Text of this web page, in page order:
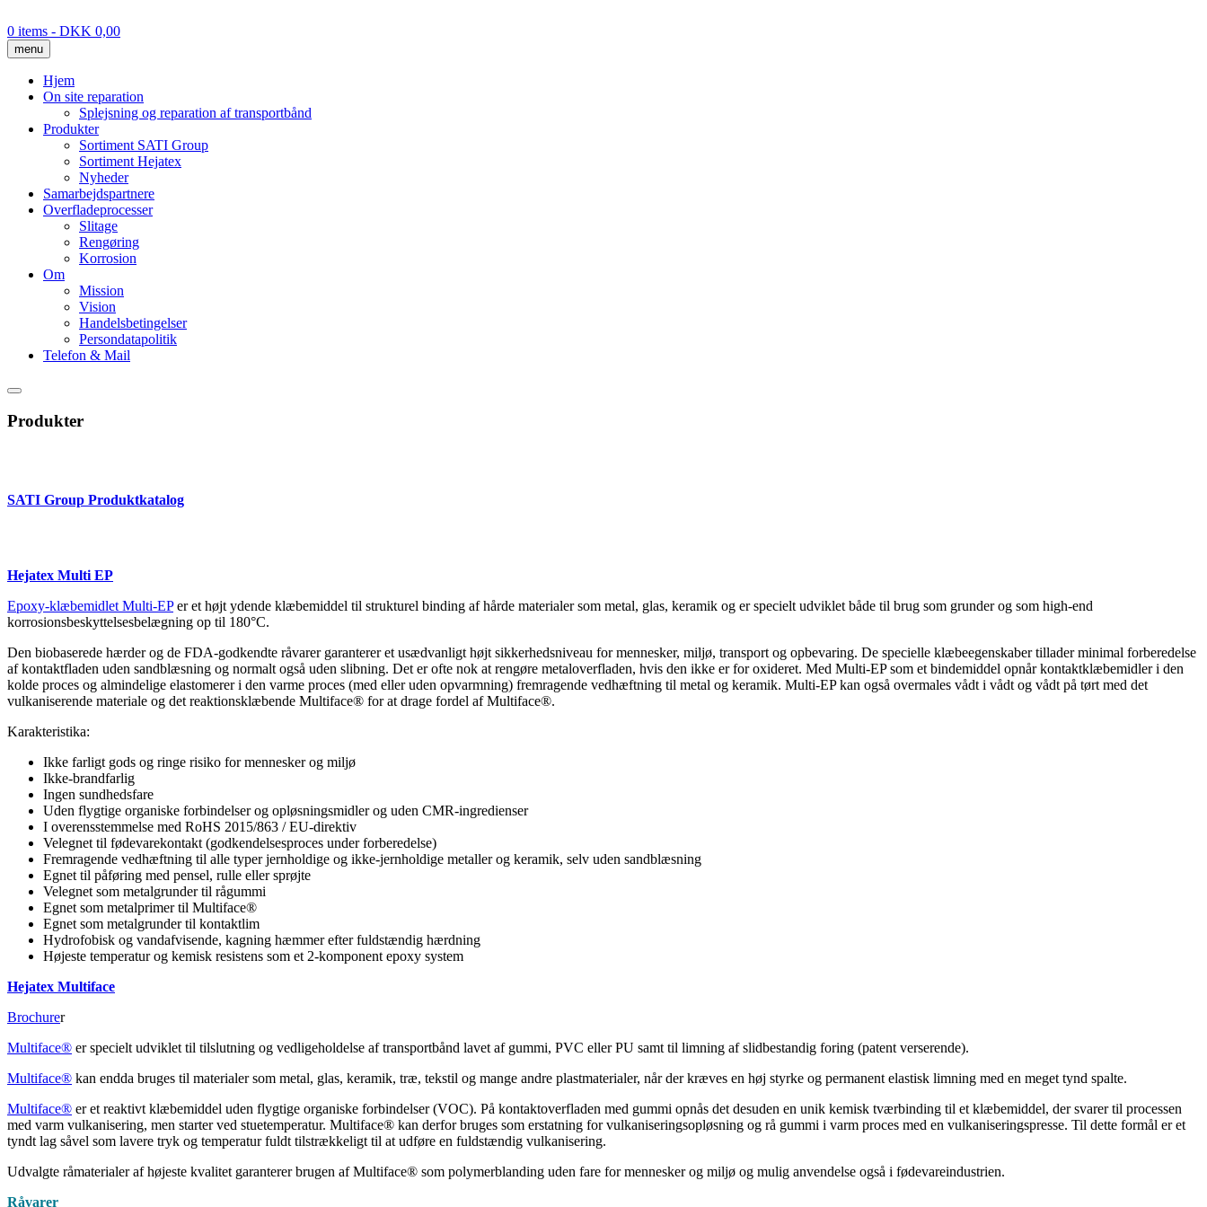
to
content
0 items - DKK 0,00
menu
Hjem
On site reparation
Splejsning og reparation af transportbånd
Produkter
Sortiment SATI Group
Sortiment Hejatex
Nyheder
Samarbejdspartnere
Overfladeprocesser
Slitage
Rengøring
Korrosion
Om
Mission
Vision
Handelsbetingelser
Persondatapolitik
Telefon & Mail
Produkter
SATI Group Produktkatalog
Hejatex Multi EP
Epoxy-klæbemidlet Multi-EPer et højt ydende klæbemiddel til strukturel binding af hårde materialer som metal, glas, keramik og er specielt udviklet både til brug som grunder og som high-end
korrosionsbeskyttelsesbelægning op til 180°C.
Den biobaserede hærder og de FDA-godkendte råvarer garanterer et usædvanligt højt sikkerhedsniveau for mennesker, miljø, transport og opbevaring. De specielle klæbeegenskaber tillader minimal forberedelse
af kontaktfladen uden sandblæsning og normalt også uden slibning. Det er ofte nok at rengøre metaloverfladen, hvis den ikke er for oxideret. Med Multi-EP som et bindemiddel opnår kontaktklæbemidler i den
kolde proces og almindelige elastomerer i den varme proces (med eller uden opvarmning) fremragende vedhæftning til metal og keramik. Multi-EP kan også overmales vådt i vådt og vådt på tørt med det
vulkaniserende materiale og det reaktionsklæbende Multiface® for at drage fordel af Multiface®.
Karakteristika:
Ikke farligt gods og ringe risiko for mennesker og miljø
Ikke-brandfarlig
Ingen sundhedsfare
Uden flygtige organiske forbindelser og opløsningsmidler og uden CMR-ingredienser
I overensstemmelse med RoHS 2015/863 / EU-direktiv
Velegnet til fødevarekontakt (godkendelsesproces under forberedelse)
Fremragende vedhæftning til alle typer jernholdige og ikke-jernholdige metaller og keramik, selv uden sandblæsning
Egnet til påføring med pensel, rulle eller sprøjte
Velegnet som metalgrunder til rågummi
Egnet som metalprimer til Multiface®
Egnet som metalgrunder til kontaktlim
Hydrofobisk og vandafvisende, kagning hæmmer efter fuldstændig hærdning
Højeste temperatur og kemisk resistens som et 2-komponent epoxy system
Hejatex Multiface
Brochurer
Multiface® er specielt udviklet til tilslutning og vedligeholdelse af transportbånd lavet af gummi, PVC eller PU samt til limning af slidbestandig foring (patent verserende).
Multiface® kan endda bruges til materialer som metal, glas, keramik, træ, tekstil og mange andre plastmaterialer, når der kræves en høj styrke og permanent elastisk limning med en meget tynd spalte.
Multiface® er et reaktivt klæbemiddel uden flygtige organiske forbindelser (VOC). På kontaktoverfladen med gummi opnås det desuden en unik kemisk tværbinding til et klæbemiddel, der svarer til processen
med varm vulkanisering, men starter ved stuetemperatur. Multiface® kan derfor bruges som erstatning for vulkaniseringsopløsning og rå gummi i varm proces med en vulkaniseringspresse. Til dette formål er et
tyndt lag såvel som lavere tryk og temperatur fuldt tilstrækkeligt til at udføre en fuldstændig vulkanisering.
Udvalgte råmaterialer af højeste kvalitet garanterer brugen af ​​Multiface® som polymerblanding uden fare for mennesker og miljø og mulig anvendelse også i fødevareindustrien.
Råvarer